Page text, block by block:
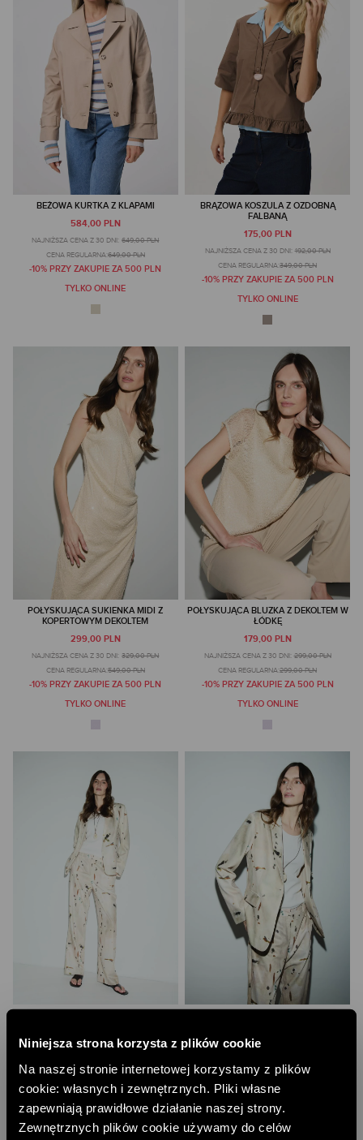
Niniejsza strona korzysta z plików cookie
Na naszej stronie internetowej korzystamy z plików
cookie: własnych i zewnętrznych. Pliki własne
zapewniają prawidłowe działanie naszej strony.
Zewnętrznych plików cookie używamy do celów
BEŻOWA KURTKA Z KLAPAMI
584,00 PLN
NAJNIŻSZA CENA Z 30 DNI: 649,00 PLN
CENA REGULARNA:649,00 PLN
-10% PRZY ZAKUPIE ZA 500 PLN
TYLKO ONLINE
BRĄZOWA KOSZULA Z OZDOBNĄ
FALBANĄ
175,00 PLN
NAJNIŻSZA CENA Z 30 DNI: 192,00 PLN
CENA REGULARNA:349,00 PLN
-10% PRZY ZAKUPIE ZA 500 PLN
TYLKO ONLINE
POŁYSKUJĄCA SUKIENKA MIDI Z
KOPERTOWYM DEKOLTEM
299,00 PLN
NAJNIŻSZA CENA Z 30 DNI: 329,00 PLN
CENA REGULARNA:549,00 PLN
-10% PRZY ZAKUPIE ZA 500 PLN
TYLKO ONLINE
POŁYSKUJĄCA BLUZKA Z DEKOLTEM W
ŁÓDKĘ
179,00 PLN
NAJNIŻSZA CENA Z 30 DNI: 299,00 PLN
CENA REGULARNA:299,00 PLN
-10% PRZY ZAKUPIE ZA 500 PLN
TYLKO ONLINE
NAJNIŻSZA CENA Z 30 DNI:
224,00 PLN
CENA REGULARNA: 449,00 PLN
-10% PRZY ZAKUPIE ZA 500 PLN
TYLKO ONLINE
299,00 PLN
CENA REGULARNA:599,00 PLN
-10% PRZY ZAKUPIE ZA 500 PLN
TYLKO ONLINE